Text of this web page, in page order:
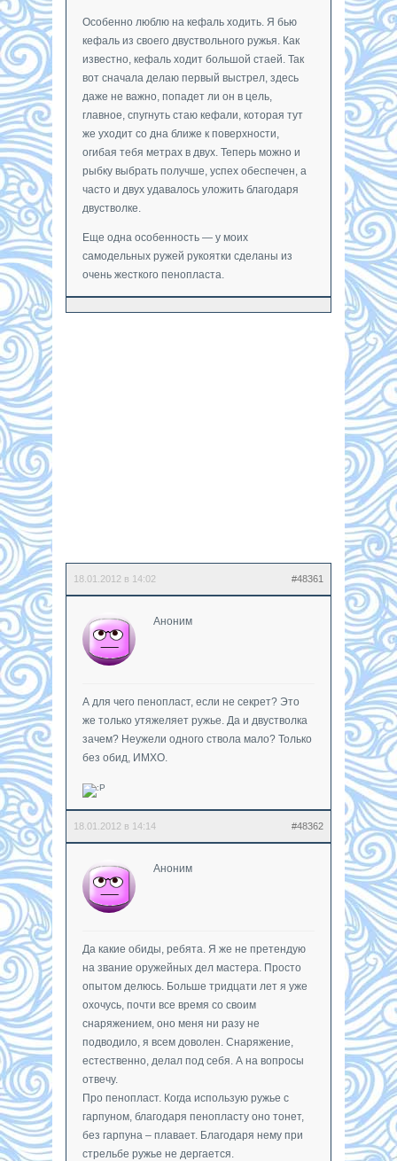
Особенно люблю на кефаль ходить. Я бью
кефаль из своего двуствольного ружья. Как
известно, кефаль ходит большой стаей. Так
вот сначала делаю первый выстрел, здесь
даже не важно, попадет ли он в цель,
главное, спугнуть стаю кефали, которая тут
же уходит со дна ближе к поверхности,
огибая тебя метрах в двух. Теперь можно и
рыбку выбрать получше, успех обеспечен, а
часто и двух удавалось уложить благодаря
двустволке.
Еще одна особенность — у моих
самодельных ружей рукоятки сделаны из
очень жесткого пенопласта.
18.01.2012 в 14:02 #48361
Аноним
А для чего пенопласт, если не секрет? Это
же только утяжеляет ружье. Да и двустволка
зачем? Неужели одного ствола мало? Только
без обид, ИМХО.
18.01.2012 в 14:14 #48362
Аноним
Да какие обиды, ребята. Я же не претендую
на звание оружейных дел мастера. Просто
опытом делюсь. Больше тридцати лет я уже
охочусь, почти все время со своим
снаряжением, оно меня ни разу не
подводило, я всем доволен. Снаряжение,
естественно, делал под себя. А на вопросы
отвечу.
Про пенопласт. Когда использую ружье с
гарпуном, благодаря пенопласту оно тонет,
без гарпуна – плавает. Благодаря нему при
стрельбе ружье не дергается.